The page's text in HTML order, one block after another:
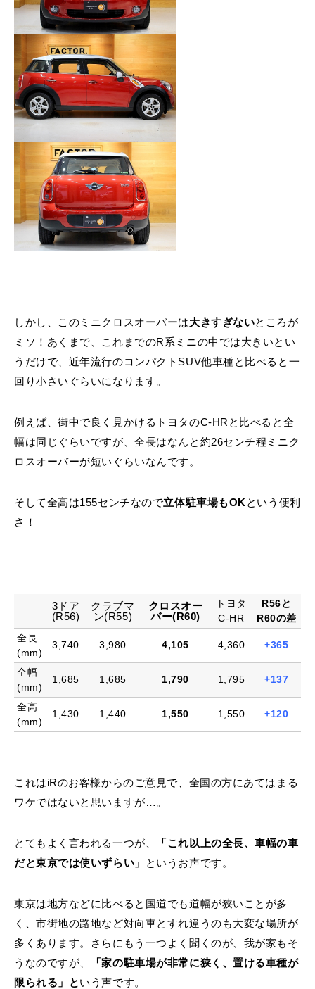
しかし、このミニクロスオーバーは大きすぎないところが
ミソ！あくまで、これまでのR系ミニの中では大きいとい
うだけで、近年流行のコンパクトSUV他車種と比べると一
回り小さいぐらいになります。
例えば、街中で良く見かけるトヨタのC-HRと比べると全
幅は同じぐらいですが、全長はなんと約26センチ程ミニク
ロスオーバーが短いぐらいなんです。
そして全高は155センチなので立体駐車場もOK という便利
さ！
3ドア
(R56)
クラブマ
ン(R55)
クロスオー
バー(R60)
トヨタ
C-HR
R56と
R60の差
全長
(mm)
3,740 3,980 4,105 4,360 +365
全幅
(mm)
1,685 1,685 1,790 1,795 +137
全高
(mm)
1,430 1,440 1,550 1,550 +120
これはiRのお客様からのご意見で、全国の方にあてはまる
ワケではないと思いますが…。
とてもよく言われる一つが、
「これ以上の全長、車幅の車
だと東京では使いずらい」
というお声です。
東京は地方などに比べると国道でも道幅が狭いことが多
く、市街地の路地など対向車とすれ違うのも大変な場所が
多くあります。さらにもう一つよく聞くのが、我が家もそ
うなのですが、
「家の駐車場が非常に狭く、置ける車種が
限られる」という声です。